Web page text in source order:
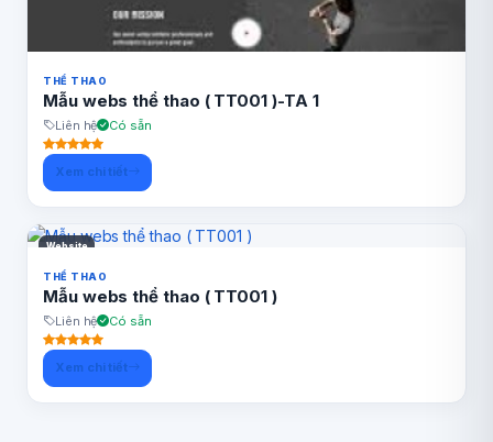
THỂ THAO
Mẫu webs thể thao ( TT001 )-TA 1
Liên hệ Có sẵn
Xem chi tiết
Website
THỂ THAO
Mẫu webs thể thao ( TT001 )
Liên hệ Có sẵn
Xem chi tiết